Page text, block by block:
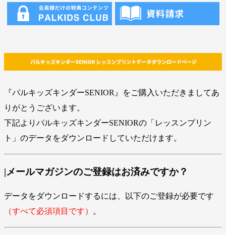
『パルキッズキンダーSENIOR』をご購入いただきましてあ
りがとうございます。
下記よりパルキッズキンダーSENIORの「レッスンプリン
ト」のデータをダウンロードしていただけます。
|メールマガジンのご登録はお済みですか？
データをダウンロードするには、以下のご登録が必要です
（すべて必須項目です）
。